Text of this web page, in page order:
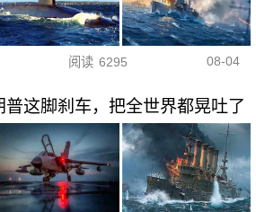
阅读 6295 08-04
这脚刹车，把全世界都晃吐了